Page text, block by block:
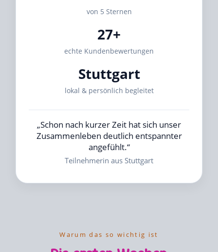
von 5 Sternen
27+
echte Kundenbewertungen
Stuttgart
lokal & persönlich begleitet
„Schon nach kurzer Zeit hat sich unser
Zusammenleben deutlich entspannter
angefühlt.“
Teilnehmerin aus Stuttgart
Warum das so wichtig ist